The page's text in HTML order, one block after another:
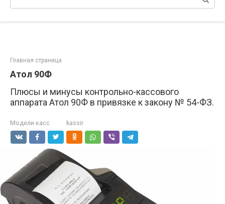
Главная страница
Атол 90Ф
Плюсы и минусы контрольно-кассового
аппарата Атол 90Ф в привязке к закону № 54-ФЗ.
Модели касс kassir